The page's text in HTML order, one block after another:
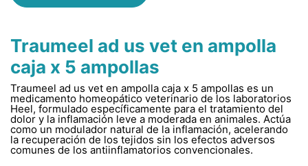
Traumeel ad us vet en ampolla
caja x 5 ampollas
Traumeel ad us vet en ampolla caja x 5 ampollas es un
medicamento homeopático veterinario de los laboratorios
Heel, formulado específicamente para el tratamiento del
dolor y la inflamación leve a moderada en animales. Actúa
como un modulador natural de la inflamación, acelerando
la recuperación de los tejidos sin los efectos adversos
comunes de los antiinflamatorios convencionales.